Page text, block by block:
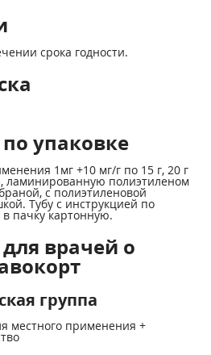
срока годности.
упаковке
1мг +10 мг/г по 15 г, 20 г
ламинированную полиэтиленом
с полиэтиленовой
Тубу с инструкцией по
пачку картонную.
врачей о
группа
местного применения +